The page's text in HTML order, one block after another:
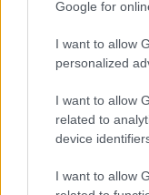
Google for
I want to allow
personalized
I want to allow
related to
device
I want to allow
A
Le
Gallura